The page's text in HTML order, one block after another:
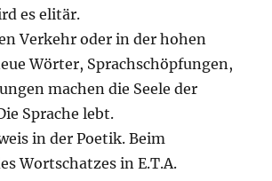
es elitär.
Verkehr oder in der hohen
Wörter, Sprachschöpfungen,
machen die Seele der
Sprache lebt.
in der Poetik. Beim
Wortschatzes in E.T.A.